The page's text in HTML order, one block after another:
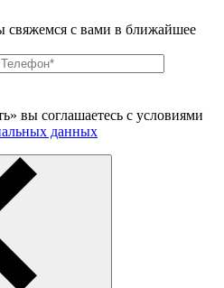
с вами в ближайшее
вы соглашаетесь с условиями
данных